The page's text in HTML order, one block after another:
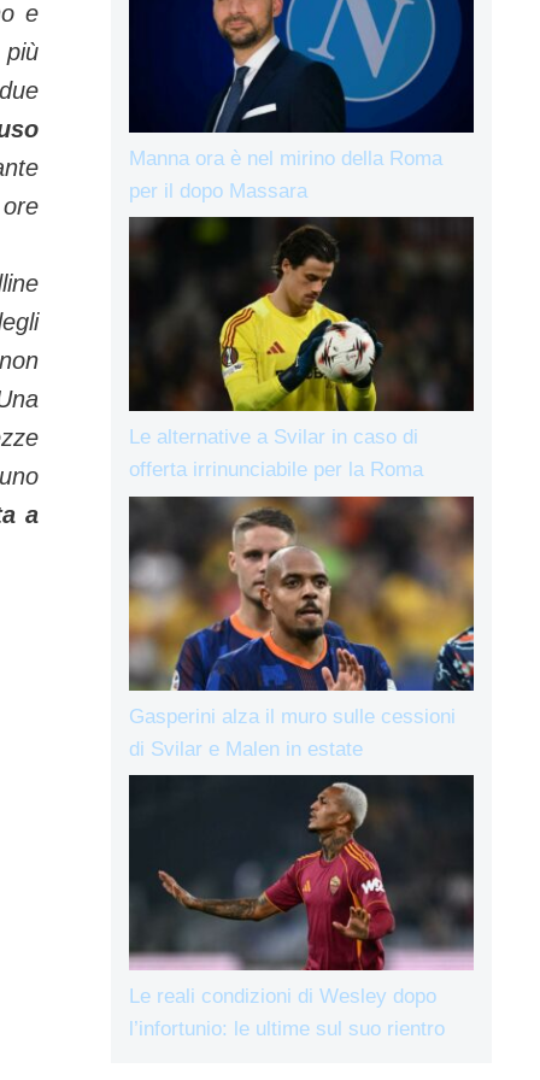
e
più
a
Manna ora è nel mirino della Roma
per il dopo Massara
Le alternative a Svilar in caso di
offerta irrinunciabile per la Roma
Gasperini alza il muro sulle cessioni
di Svilar e Malen in estate
Le reali condizioni di Wesley dopo
l’infortunio: le ultime sul suo rientro